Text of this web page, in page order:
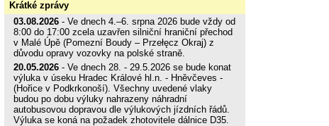
Krátké zprávy
03.08.2026 - Ve dnech 4.–6. srpna 2026 bude vždy od
8:00 do 17:00 zcela uzavřen silniční hraniční přechod
v Malé Úpě (Pomezní Boudy – Przełęcz Okraj) z
důvodu opravy vozovky na polské straně.
20.05.2026 - Ve dnech 28. - 29.5.2026 se bude konat
výluka v úseku Hradec Králové hl.n. - Hněvčeves -
(Hořice v Podkrkonoší). Všechny uvedené vlaky
budou po dobu výluky nahrazeny náhradní
autobusovou dopravou dle výlukových jízdních řádů.
Výluka se koná na požadek zhotovitele dálnice D35.